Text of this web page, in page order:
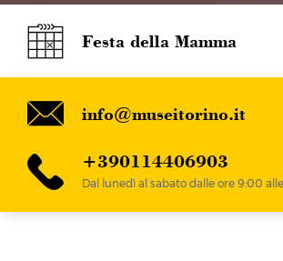
Festa della Mamma
info@museitorino.it
+390114406903
Dal lunedì al sabato dalle ore 9:00